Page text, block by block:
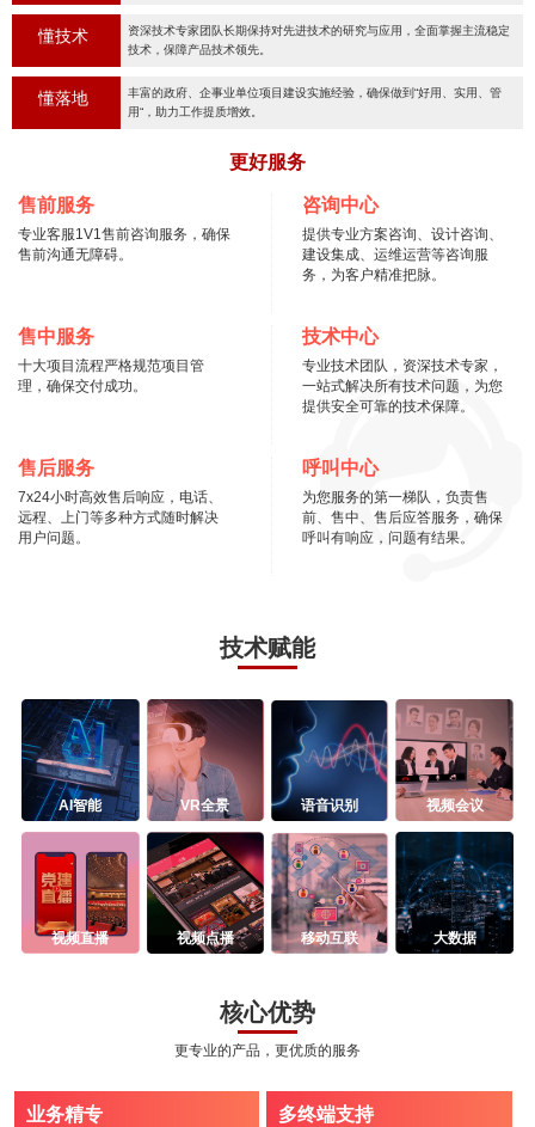
懂技术
资深技术专家团队长期保持对先进技术的研究与应用，全面掌握主流稳定
技术，保障产品技术领先。
懂落地
丰富的政府、企事业单位项目建设实施经验，确保做到“好用、实用、管
用“，助力工作提质增效。
更好服务
售前服务
专业客服1V1售前咨询服务，确保
售前沟通无障碍。
咨询中心
提供专业方案咨询、设计咨询、
建设集成、运维运营等咨询服
务，为客户精准把脉。
售中服务
十大项目流程严格规范项目管
理，确保交付成功。
技术中心
专业技术团队，资深技术专家，
一站式解决所有技术问题，为您
提供安全可靠的技术保障。
售后服务
7x24小时高效售后响应，电话、
远程、上门等多种方式随时解决
用户问题。
呼叫中心
为您服务的第一梯队，负责售
前、售中、售后应答服务，确保
呼叫有响应，问题有结果。
技术赋能
AI智能 VR全景 语音识别 视频会议
视频直播 视频点播 移动互联 大数据
核心优势
更专业的产品，更优质的服务
业务精专 多终端支持